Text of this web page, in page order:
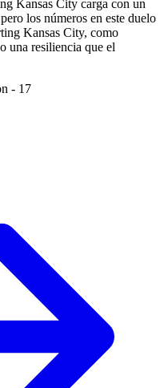
Kansas City carga con un
los números en este duelo
Kansas City, como
una resiliencia que el
- 17